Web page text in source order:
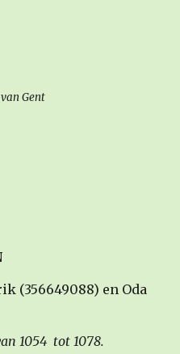
Gent
(356649088) en Oda
1054 tot 1078.